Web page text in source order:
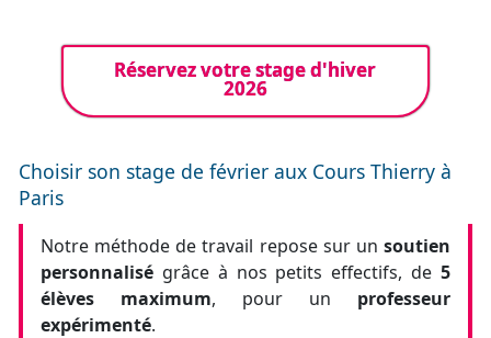
Réservez votre stage d'hiver
2026
Choisir son stage de février aux Cours Thierry à
Paris
Notre méthode de travail repose sur un soutien
personnalisé grâce à nos petits effectifs, de 5
élèves maximum, pour un professeur
expérimenté.